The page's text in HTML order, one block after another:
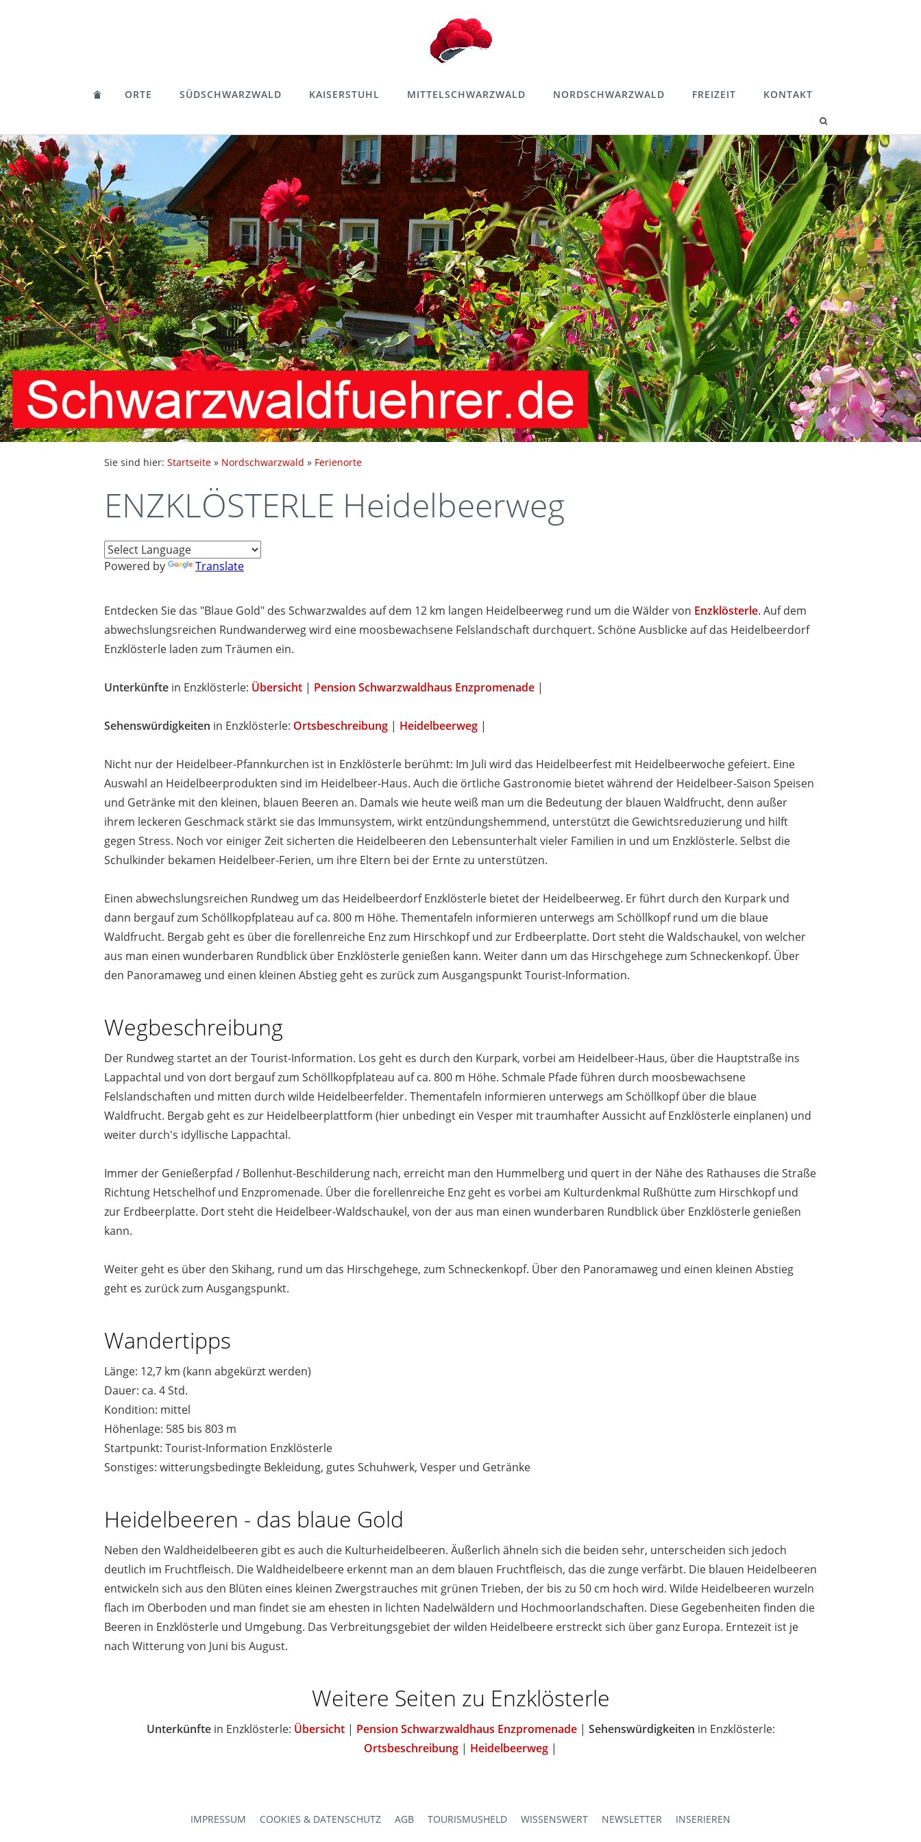
ORTE SÜDSCHWARZWALD KAISERSTUHL MITTELSCHWARZWALD NORDSCHWARZWALD FREIZEIT KONTAKT
Sie sind hier: Startseite » Nordschwarzwald » Ferienorte
ENZKLÖSTERLE Heidelbeerweg
Powered by Translate
Entdecken Sie das "Blaue Gold" des Schwarzwaldes auf dem 12 km langen Heidelbeerweg rund um die Wälder von Enzklösterle. Auf dem
abwechslungsreichen Rundwanderweg wird eine moosbewachsene Felslandschaft durchquert. Schöne Ausblicke auf das Heidelbeerdorf
Enzklösterle laden zum Träumen ein.
Unterkünfte in Enzklösterle: Übersicht | Pension Schwarzwaldhaus Enzpromenade |
Sehenswürdigkeiten in Enzklösterle: Ortsbeschreibung | Heidelbeerweg |
Nicht nur der Heidelbeer-Pfannkurchen ist in Enzklösterle berühmt: Im Juli wird das Heidelbeerfest mit Heidelbeerwoche gefeiert. Eine
Auswahl an Heidelbeerprodukten sind im Heidelbeer-Haus. Auch die örtliche Gastronomie bietet während der Heidelbeer-Saison Speisen
und Getränke mit den kleinen, blauen Beeren an. Damals wie heute weiß man um die Bedeutung der blauen Waldfrucht, denn außer
ihrem leckeren Geschmack stärkt sie das Immunsystem, wirkt entzündungshemmend, unterstützt die Gewichtsreduzierung und hilft
gegen Stress. Noch vor einiger Zeit sicherten die Heidelbeeren den Lebensunterhalt vieler Familien in und um Enzklösterle. Selbst die
Schulkinder bekamen Heidelbeer-Ferien, um ihre Eltern bei der Ernte zu unterstützen.
Einen abwechslungsreichen Rundweg um das Heidelbeerdorf Enzklösterle bietet der Heidelbeerweg. Er führt durch den Kurpark und
dann bergauf zum Schöllkopfplateau auf ca. 800 m Höhe. Thementafeln informieren unterwegs am Schöllkopf rund um die blaue
Waldfrucht. Bergab geht es über die forellenreiche Enz zum Hirschkopf und zur Erdbeerplatte. Dort steht die Waldschaukel, von welcher
aus man einen wunderbaren Rundblick über Enzklösterle genießen kann. Weiter dann um das Hirschgehege zum Schneckenkopf. Über
den Panoramaweg und einen kleinen Abstieg geht es zurück zum Ausgangspunkt Tourist-Information.
Wegbeschreibung
Der Rundweg startet an der Tourist-Information. Los geht es durch den Kurpark, vorbei am Heidelbeer-Haus, über die Hauptstraße ins
Lappachtal und von dort bergauf zum Schöllkopfplateau auf ca. 800 m Höhe. Schmale Pfade führen durch moosbewachsene
Felslandschaften und mitten durch wilde Heidelbeerfelder. Thementafeln informieren unterwegs am Schöllkopf über die blaue
Waldfrucht. Bergab geht es zur Heidelbeerplattform (hier unbedingt ein Vesper mit traumhafter Aussicht auf Enzklösterle einplanen) und
weiter durch's idyllische Lappachtal.
Immer der Genießerpfad / Bollenhut-Beschilderung nach, erreicht man den Hummelberg und quert in der Nähe des Rathauses die Straße
Richtung Hetschelhof und Enzpromenade. Über die forellenreiche Enz geht es vorbei am Kulturdenkmal Rußhütte zum Hirschkopf und
zur Erdbeerplatte. Dort steht die Heidelbeer-Waldschaukel, von der aus man einen wunderbaren Rundblick über Enzklösterle genießen
kann.
Weiter geht es über den Skihang, rund um das Hirschgehege, zum Schneckenkopf. Über den Panoramaweg und einen kleinen Abstieg
geht es zurück zum Ausgangspunkt.
Wandertipps
Länge: 12,7 km (kann abgekürzt werden)
Dauer: ca. 4 Std.
Kondition: mittel
Höhenlage: 585 bis 803 m
Startpunkt: Tourist-Information Enzklösterle
Sonstiges: witterungsbedingte Bekleidung, gutes Schuhwerk, Vesper und Getränke
Heidelbeeren - das blaue Gold
Neben den Waldheidelbeeren gibt es auch die Kulturheidelbeeren. Äußerlich ähneln sich die beiden sehr, unterscheiden sich jedoch
deutlich im Fruchtfleisch. Die Waldheidelbeere erkennt man an dem blauen Fruchtfleisch, das die zunge verfärbt. Die blauen Heidelbeeren
entwickeln sich aus den Blüten eines kleinen Zwergstrauches mit grünen Trieben, der bis zu 50 cm hoch wird. Wilde Heidelbeeren wurzeln
flach im Oberboden und man findet sie am ehesten in lichten Nadelwäldern und Hochmoorlandschaften. Diese Gegebenheiten finden die
Beeren in Enzklösterle und Umgebung. Das Verbreitungsgebiet der wilden Heidelbeere erstreckt sich über ganz Europa. Erntezeit ist je
nach Witterung von Juni bis August.
Weitere Seiten zu Enzklösterle
Unterkünfte in Enzklösterle: Übersicht| Pension Schwarzwaldhaus Enzpromenade| Sehenswürdigkeiten in Enzklösterle:
Ortsbeschreibung | Heidelbeerweg |
IMPRESSUM COOKIES & DATENSCHUTZ AGB TOURISMUSHELD WISSENSWERT NEWSLETTER INSERIEREN